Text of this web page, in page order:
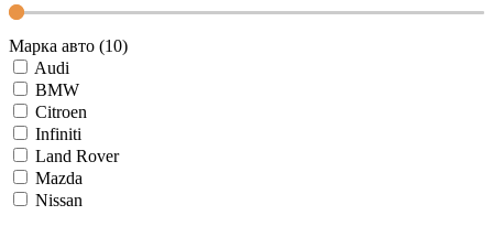
Марка авто (10)
Audi
BMW
Citroen
Infiniti
Land Rover
Mazda
Nissan